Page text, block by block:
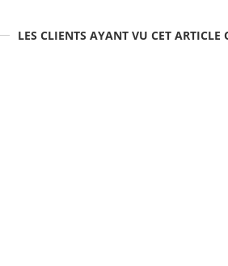
LES CLIENTS AYANT VU CET ARTICLE